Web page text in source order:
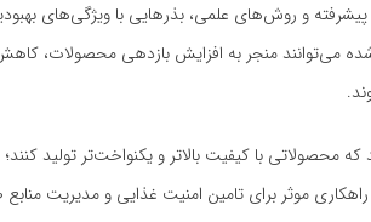
و روش‌های علمی، بذرهایی با ویژگی‌های
می‌توانند منجر به افزایش بازدهی محصولات، کاهش
محصولاتی با کیفیت بالاتر و یکنواخت‌تر تولید کنند؛
موثر برای تامین امنیت غذایی و مدیریت